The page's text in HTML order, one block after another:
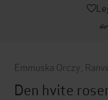
Emmuska Orczy
Den hvite